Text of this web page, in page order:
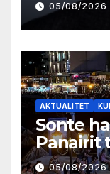
05/08/2026
AKTUALITET
Sonte
Panairit
05/08/2026